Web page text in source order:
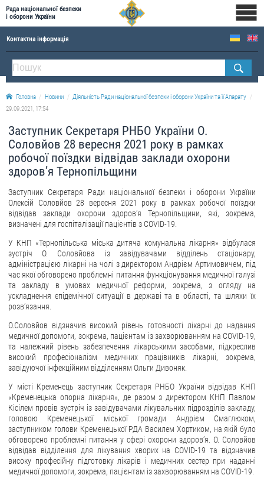
Рада національної безпеки
і оборони України
Контактна інформація
ПРО РНБОУ
Склад Ради національної безпеки і оборони України
Апарат Ради національної безпеки і оборони України
Історична довідка про діяльність Ради національної безпеки і оборони України
ОФІЦІЙНІ ДОКУМЕНТИ
Новини
Drone Deals
Фотогалерея
Відеогалерея
ЗВЕРНЕННЯ ГРОМАДЯН
Звернення громадян
Електронне звернення
ДОСТУП ДО ПУБЛІЧНОЇ ІНФОРМАЦІЇ
Організація доступу до публічної інформації
Запит на отримання публічної інформації
Облік публічної інформації
Питання запобігання корупції
Публічні закупівлі
Внутрішній аудит
Головна Новини
Діяльність Ради національної безпеки і оборони України та її Апарату
29.09.2021, 17:54
Заступник Секретаря РНБО України О.
Соловйов 28 вересня 2021 року в рамках
робочої поїздки відвідав заклади охорони
здоров’я Тернопільщини
Заступник Секретаря Ради національної безпеки і оборони України
Олексій Соловйов 28 вересня 2021 року в рамках робочої поїздки
відвідав заклади охорони здоров’я Тернопільщини, які, зокрема,
визначені для госпіталізації пацієнтів з COVID-19.
У КНП «Тернопільська міська дитяча комунальна лікарня» відбулася
зустріч О. Соловйова із завідувачами відділень стаціонару,
адміністрацією лікарні на чолі з директором Андрієм Артимовичем, під
час якої обговорено проблемні питання функціонування медичної галузі
та закладу в умовах медичної реформи, зокрема, з огляду на
ускладнення епідемічної ситуації в державі та в області, та шляхи їх
розв’язання.
О.Соловйов відзначив високий рівень готовності лікарні до надання
медичної допомоги, зокрема, пацієнтам із захворюванням на COVID-19,
та належний рівень забезпечення лікарськими засобами, підкреслив
високий професіоналізм медичних працівників лікарні, зокрема,
завідуючої інфекційним відділенням Ольги Дивоняк.
У місті Кременець заступник Секретаря РНБО України відвідав КНП
«Кременецька опорна лікарня», де разом з директором КНП Павлом
Кісілем провів зустріч із завідувачами лікувальних підрозділів закладу,
головою Кременецької міської громади Андрієм Смаглюком,
заступником голови Кременецької РДА Василем Хортиком, на якій було
обговорено проблемні питання у сфері охорони здоров’я. О. Соловйов
відвідав відділення для лікування хворих на COVID-19 та відзначив
високу професійну підготовку лікарів і медичних сестер при наданні
медичної допомоги, зокрема, пацієнтам із захворюванням на COVID-19.